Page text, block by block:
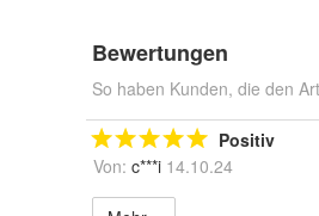
Bewertungen
So haben Kunden, die den
Positiv
Von: c***i 14.10.24